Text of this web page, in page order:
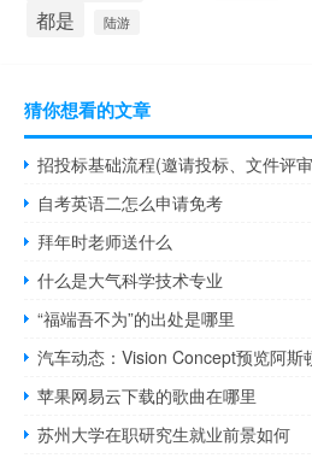
都是 陆游
猜你想看的文章
招投标基础流程(邀请投标、文件评
自考英语二怎么申请免考
拜年时老师送什么
什么是大气科学技术专业
“福端吾不为”的出处是哪里
汽车动态：Vision Concept预览阿
苹果网易云下载的歌曲在哪里
苏州大学在职研究生就业前景如何